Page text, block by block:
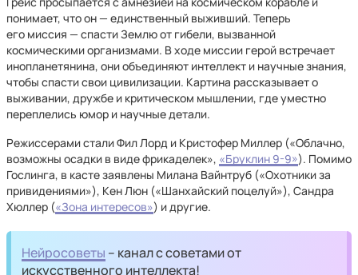
понимает, что он — единственный выживший. Теперь
его миссия — спасти Землю от гибели, вызванной
космическими организмами. В ходе миссии герой встречает
инопланетянина, они объединяют интеллект и научные знания,
чтобы спасти свои цивилизации. Картина рассказывает о
выживании, дружбе и критическом мышлении, где уместно
переплелись юмор и научные детали.
Режиссерами стали Фил Лорд и Кристофер Миллер («Облачно,
возможны осадки в виде фрикаделек», «Бруклин 9-9»). Помимо
Гослинга, в касте заявлены Милана Вайнтруб («Охотники за
привидениями»), Кен Люн («Шанхайский поцелуй»), Сандра
Хюллер («Зона интересов») и другие.
Нейросоветы – канал с советами от
искусственного интеллекта!